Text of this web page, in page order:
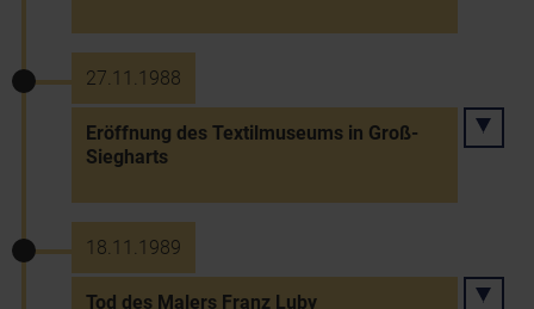
27.11.1988
Eröffnung des Textilmuseums in Groß-
Siegharts
18.11.1989
Tod des Malers Franz Luby